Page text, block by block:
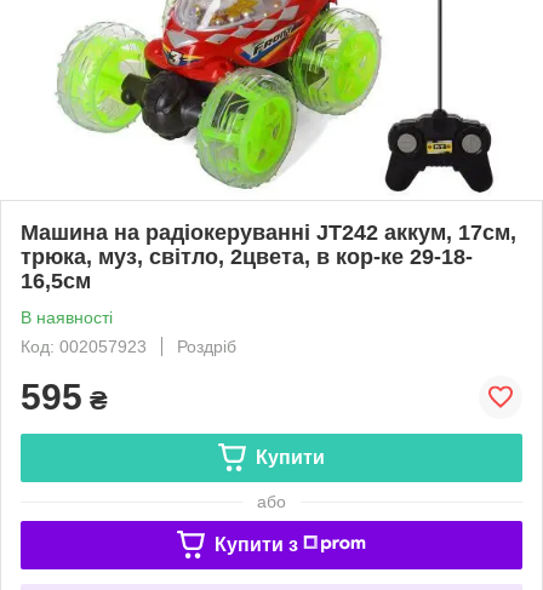
Машина на радіокеруванні JT242 аккум, 17см,
трюка, муз, світло, 2цвета, в кор-ке 29-18-
16,5см
В наявності
Код: 002057923
Роздріб
595 ₴
Купити
або
Купити з